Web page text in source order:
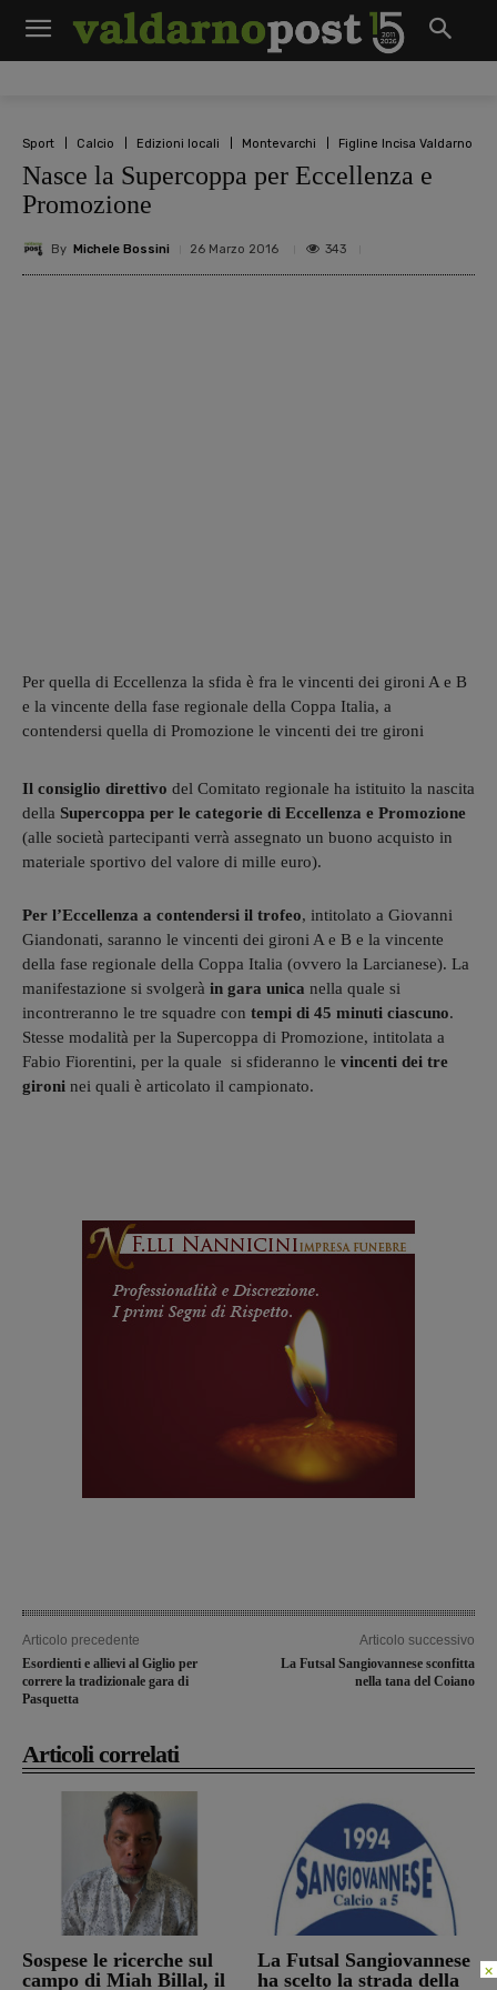
Sport Calcio Edizioni locali Montevarchi Figline Incisa Valdarno
Nasce la Supercoppa per Eccellenza e
Promozione
By Michele Bossini 26 Marzo 2016 343
Per quella di Eccellenza la sfida è fra le vincenti dei gironi A e B
e la vincente della fase regionale della Coppa Italia, a
contendersi quella di Promozione le vincenti dei tre gironi
Il consiglio direttivo del Comitato regionale ha istituito la nascita
della Supercoppa per le categorie di Eccellenza e Promozione
(alle società partecipanti verrà assegnato un buono acquisto in
materiale sportivo del valore di mille euro).
Per l’Eccellenza a contendersi il trofeo, intitolato a Giovanni
Giandonati, saranno le vincenti dei gironi A e B e la vincente
della fase regionale della Coppa Italia (ovvero la Larcianese). La
manifestazione si svolgerà in gara unica nella quale si
incontreranno le tre squadre con tempi di 45 minuti ciascuno.
Stesse modalità per la Supercoppa di Promozione, intitolata a
Fabio Fiorentini, per la quale si sfideranno le vincenti dei tre
gironi nei quali è articolato il campionato.
Articolo precedente
Esordienti e allievi al Giglio per
correre la tradizionale gara di
Pasquetta
Articolo successivo
La Futsal Sangiovannese sconfitta
nella tana del Coiano
Articoli correlati
Sospese le ricerche sul
campo di Miah Billal, il
La Futsal Sangiovannese
ha scelto la strada della
×